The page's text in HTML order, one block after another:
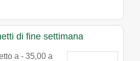
di fine settimana
a - 35,00 a